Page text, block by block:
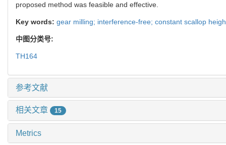
proposed method was feasible and effective.
Key words: gear milling; interference-free; constant scallop
中图分类号:
TH164
参考文献
相关文章 15
Metrics